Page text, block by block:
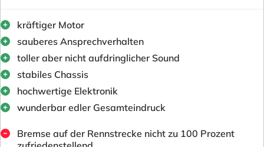
kräftiger Motor
sauberes Ansprechverhalten
toller aber nicht aufdringlicher Sound
stabiles Chassis
hochwertige Elektronik
wunderbar edler Gesamteindruck
Bremse auf der Rennstrecke nicht zu 100 Prozent